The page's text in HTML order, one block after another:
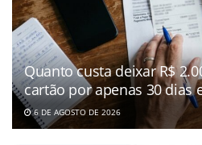
Quanto custa deixar R$
cartão por apenas 30 dias
6 DE AGOSTO DE 2026